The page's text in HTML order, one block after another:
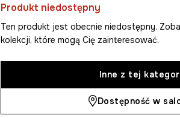
Produkt niedostępny
Ten produkt jest obecnie niedostępny.
kolekcji, które mogą Cię zainteresować.
Inne z tej
Dostępność w